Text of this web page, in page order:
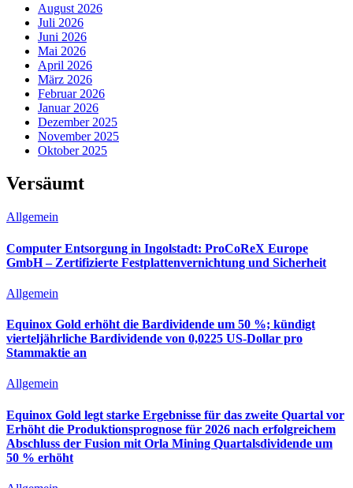
August 2026
Juli 2026
Juni 2026
Mai 2026
April 2026
März 2026
Februar 2026
Januar 2026
Dezember 2025
November 2025
Oktober 2025
Versäumt
Allgemein
Computer Entsorgung in Ingolstadt: ProCoReX Europe
GmbH – Zertifizierte Festplattenvernichtung und Sicherheit
Allgemein
Equinox Gold erhöht die Bardividende um 50 %; kündigt
vierteljährliche Bardividende von 0,0225 US-Dollar pro
Stammaktie an
Allgemein
Equinox Gold legt starke Ergebnisse für das zweite Quartal vor
Erhöht die Produktionsprognose für 2026 nach erfolgreichem
Abschluss der Fusion mit Orla Mining Quartalsdividende um
50 % erhöht